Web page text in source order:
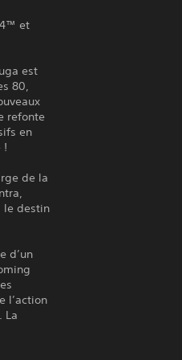
et
est
80,
refonte
en
!
de la
le destin
d’un
l’action
La